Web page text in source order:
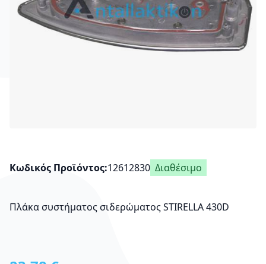
Κωδικός Προϊόντος 12612830 Διαθέσιμο
Πλάκα συστήματος σιδερώματος STIRELLA 430D